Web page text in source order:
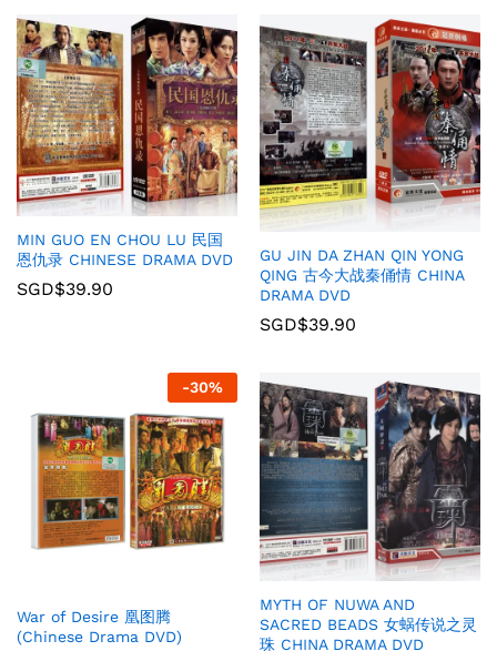
MIN GUO EN CHOU LU 民国
恩仇录 CHINESE DRAMA DVD
SGD$39.90
GU JIN DA ZHAN QIN YONG
QING 古今大战秦俑情 CHINA
DRAMA DVD
SGD$39.90
-30%
War of Desire 凰图腾
(Chinese Drama DVD)
MYTH OF NUWA AND
SACRED BEADS 女蜗传说之灵
珠 CHINA DRAMA DVD